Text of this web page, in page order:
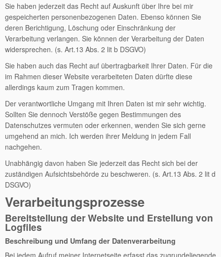
Sie haben jederzeit das Recht auf Auskunft über Ihre bei mir
gespeicherten personenbezogenen Daten. Ebenso können Sie
deren Berichtigung, Löschung oder Einschränkung der
Verarbeitung verlangen. Sie können der Verarbeitung der Daten
widersprechen. (s. Art.13 Abs. 2 lit b DSGVO)
Sie haben auch das Recht auf übertragbarkeit Ihrer Daten. Für die
im Rahmen dieser Website verarbeiteten Daten dürfte diese
allerdings kaum zum Tragen kommen.
Der verantwortliche Umgang mit Ihren Daten ist mir sehr wichtig.
Sollten Sie dennoch Verstöße gegen Bestimmungen des
Datenschutzes vermuten oder erkennen, wenden Sie sich gerne
umgehend an mich. Ich werden ihrer Meldung in jedem Fall
nachgehen.
Unabhängig davon haben Sie jederzeit das Recht sich bei der
zuständigen Aufsichtsbehörde zu beschweren. (s. Art.13 Abs. 2 lit d
DSGVO)
Verarbeitungsprozesse
Bereitstellung der Website und Erstellung von
Logfiles
Beschreibung und Umfang der Datenverarbeitung
Bei jedem Aufruf meiner Internetseite erfasst das zugrundeliegende